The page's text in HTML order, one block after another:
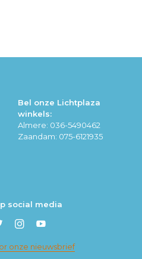
Bel onze Lichtplaza
winkels:
Almere: 036-5490462
Zaandam: 075-6121935
social media
onze nieuwsbrief